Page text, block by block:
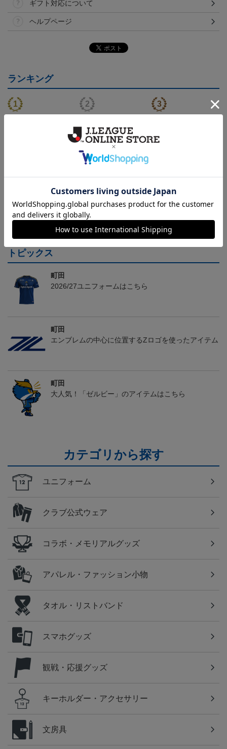
ギフト対応について
ヘルプページ
ランキング
FC町田ゼルビア ゲッコ
ウガ タオルマフラー
2,500円
2026/27 FP1stユニフォー
ム24,200円～30,800円
会員特典
FC町田ゼルビア ゲッコ
ウガ キーホルダー
トピックス
町田
2026/27ユニフォームはこちら
町田
エンブレムの中心に位置するZロゴを使ったアイテム
町田
大人気！「ゼルビー」のアイテムはこちら
カテゴリから探す
ユニフォーム
クラブ公式ウェア
コラボ・メモリアルグッズ
アパレル・ファッション小物
タオル・リストバンド
スマホグッズ
観戦・応援グッズ
キーホルダー・アクセサリー
文房具